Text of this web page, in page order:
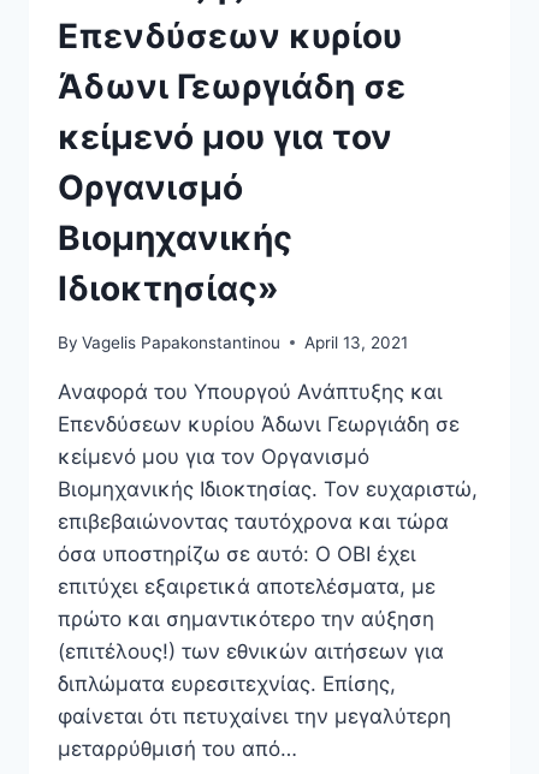
Επενδύσεων κυρίου
Άδωνι Γεωργιάδη σε
κείμενό μου για τον
Οργανισμό
Βιομηχανικής
Ιδιοκτησίας»
By Vagelis Papakonstantinou April 13, 2021
Αναφορά του Υπουργού Ανάπτυξης και
Επενδύσεων κυρίου Άδωνι Γεωργιάδη σε
κείμενό μου για τον Οργανισμό
Βιομηχανικής Ιδιοκτησίας. Τον ευχαριστώ,
επιβεβαιώνοντας ταυτόχρονα και τώρα
όσα υποστηρίζω σε αυτό: Ο ΟΒΙ έχει
επιτύχει εξαιρετικά αποτελέσματα, με
πρώτο και σημαντικότερο την αύξηση
(επιτέλους!) των εθνικών αιτήσεων για
διπλώματα ευρεσιτεχνίας. Επίσης,
φαίνεται ότι πετυχαίνει την μεγαλύτερη
μεταρρύθμισή του από…